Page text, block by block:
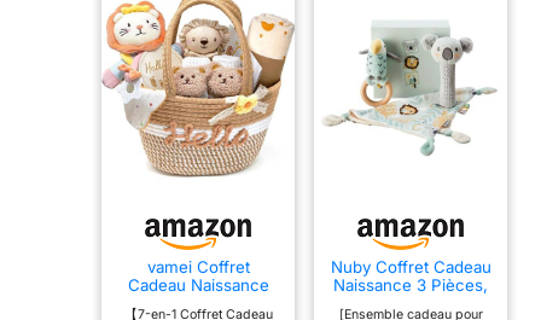
vamei Coffret
Cadeau Naissance
Mixte pour Nouveau-
【7-en-1 Coffret Cadeau
Nuby Coffret Cadeau
Naissance 3 Pièces,
[Ensemble cadeau pour